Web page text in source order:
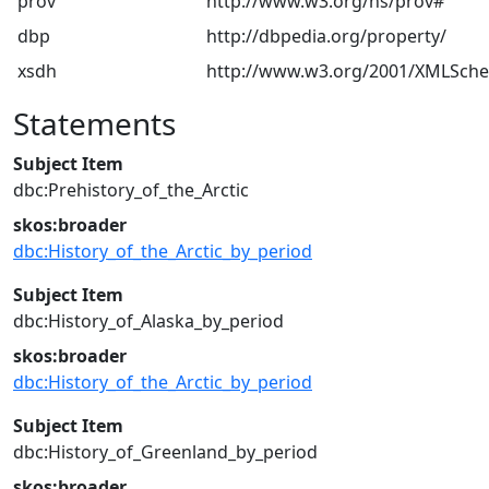
dbp
http://dbpedia.org/property/
xsdh
http://www.w3.org/2001/
Statements
Subject Item
dbc:Prehistory_of_the_Arctic
skos:broader
dbc:History_of_the_Arctic_by_period
Subject Item
dbc:History_of_Alaska_by_period
skos:broader
dbc:History_of_the_Arctic_by_period
Subject Item
dbc:History_of_Greenland_by_period